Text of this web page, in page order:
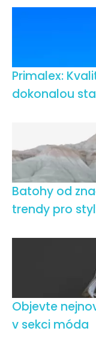
Primalex:
dokonalou
Batohy od
trendy pro
Objevte
v sekci móda